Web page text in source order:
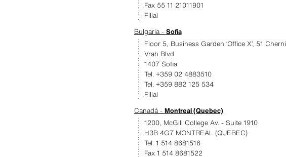
Fax 55 11 21011901
Filial
Bulgaria - Sofía
Floor 5, Business Garden ‘Office X’, 51 Cherni
Vrah Blvd
1407 Sofia
Tel. +359 02 4883510
Tel. +359 882 125 534
Filial
Canadá - Montreal (Quebec)
1200, McGill College Av. - Suite 1910
H3B 4G7 MONTREAL (QUEBEC)
Tel. 1 514 8681516
Fax 1 514 8681522